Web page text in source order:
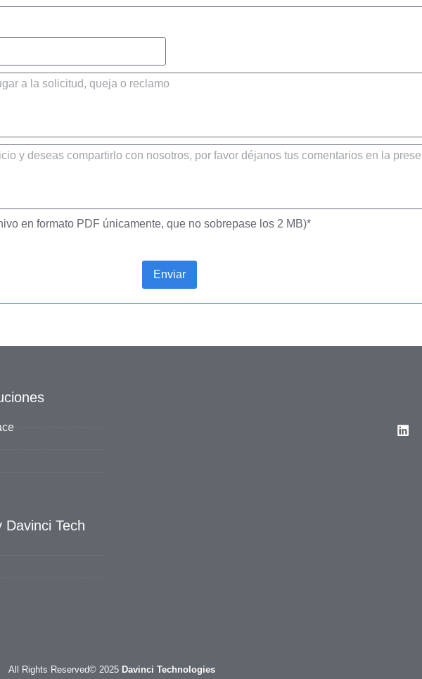
en formato PDF únicamente, que no sobrepase los 2 MB)*
Enviar
Davinci Tech
All Rights Reserved© 2025 Davinci Technologies